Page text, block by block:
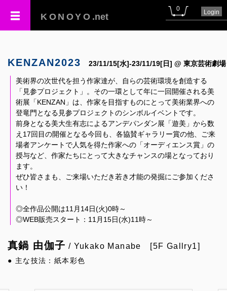
KONOYO .net
0 Login
KENZAN2023 23/11/15[水]-23/11/19[日] @ 東京芸術劇場
美術界の次世代を担う作家達が、自らの芸術環境を創造する
「見参プロジェクト」。その一環として年に一回開催される美
術展「KENZAN」は、作家を目指すものにとって美術業界への
登竜門となる見参プロジェクトのシンボルイベントです。
前身となる美大生有志によるアンデパンダン展「遊美」から数
え17回目の開催となる今回も、各協賛ギャラリー賞の他、ご来
場者アンケートで人気を得た作家への「オーディエンス賞」の
授与など、作家たちにとって大きなチャンスの場となっており
ます。
ぜひ皆さまも、ご来場いただき若き才能の発掘にご参加くださ
い！
◎全作品公開は11月14日(火)0時～
◎WEB販売スタート：11月15日(水)11時～
真鍋 由伽子 / Yukako Manabe [5F Gallry1]
● 主な技法：紙本彩色